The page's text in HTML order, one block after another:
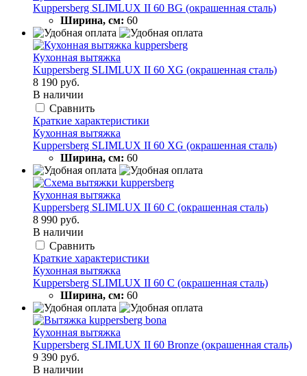
Kuppersberg SLIMLUX II 60 BG (окрашенная сталь)
Ширина, см: 60
Кухонная вытяжка
Kuppersberg SLIMLUX II 60 XG (окрашенная сталь)
8 190 руб.
В наличии
Сравнить
Краткие характеристики
Кухонная вытяжка
Kuppersberg SLIMLUX II 60 XG (окрашенная сталь)
Ширина, см: 60
Кухонная вытяжка
Kuppersberg SLIMLUX II 60 C (окрашенная сталь)
8 990 руб.
В наличии
Сравнить
Краткие характеристики
Кухонная вытяжка
Kuppersberg SLIMLUX II 60 C (окрашенная сталь)
Ширина, см: 60
Кухонная вытяжка
Kuppersberg SLIMLUX II 60 Bronze (окрашенная сталь)
9 390 руб.
В наличии